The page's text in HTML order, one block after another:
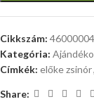
Cikkszám:
Kategória:
Címkék: előke zsinór,
Share: